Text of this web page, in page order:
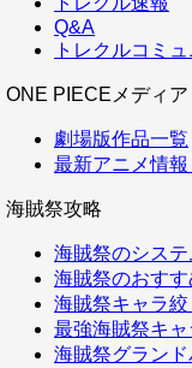
Q&A
トレクルコミ
ONE PIECEメディア
劇場版作品一覧
最新アニメ情報
海賊祭攻略
海賊祭のシス
海賊祭のおす
海賊祭キャラ
最強海賊祭キ
海賊祭グラン